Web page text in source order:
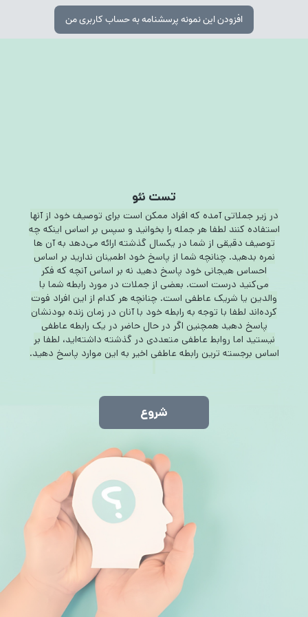
افزودن این نمونه پرسشنامه به حساب کاربری من
تست نئو
در زیر جملاتی آمده که افراد ممکن است برای توصیف خود از آنها
استفاده کنند لطفا هر جمله را بخوانید و سپس بر اساس اینکه چه
توصیف دقیقی از شما در یکسال گذشته ارائه می‌دهد به آن ها
نمره بدهید. چنانچه شما از پاسخ خود اطمینان ندارید بر اساس
احساس هیجانی خود پاسخ دهید نه بر اساس آنچه که فکر
می‌کنید درست است. بعضی از جملات در مورد رابطه شما با
والدین یا شریک عاطفی است. چنانچه هر کدام از این افراد فوت
کرده‌اند لطفا با توجه به رابطه خود با آنان در زمان زنده بودنشان
پاسخ دهید همچنین اگر در حال حاضر در یک رابطه عاطفی
نیستید اما روابط عاطفی متعددی در گذشته داشته‌اید، لطفا بر
اساس برجسته ترین رابطه عاطفی اخیر به این موارد پاسخ دهید.
شروع